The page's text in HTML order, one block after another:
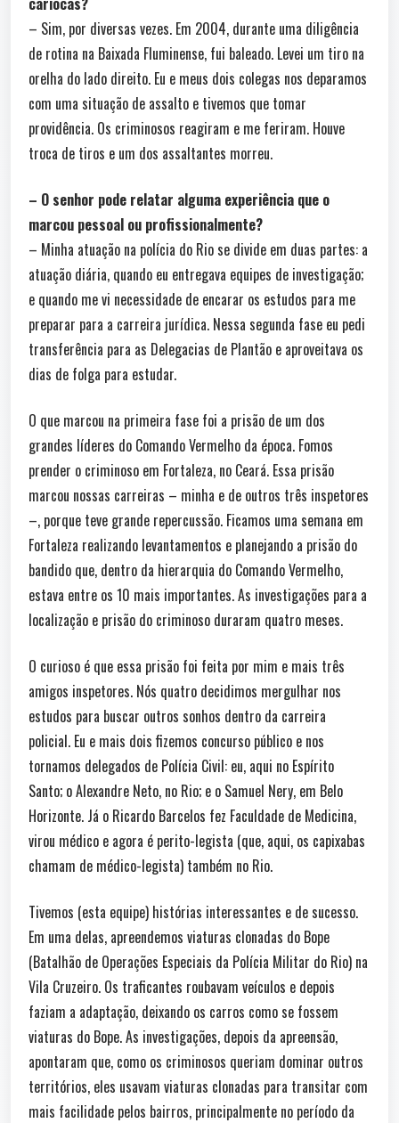
– Sim, por diversas vezes. Em 2004, durante uma diligência
de rotina na Baixada Fluminense, fui baleado. Levei um tiro na
orelha do lado direito. Eu e meus dois colegas nos deparamos
com uma situação de assalto e tivemos que tomar
providência. Os criminosos reagiram e me feriram. Houve
troca de tiros e um dos assaltantes morreu.
– O senhor pode relatar alguma experiência que o
marcou pessoal ou profissionalmente?
– Minha atuação na polícia do Rio se divide em duas partes: a
atuação diária, quando eu entregava equipes de investigação;
e quando me vi necessidade de encarar os estudos para me
preparar para a carreira jurídica. Nessa segunda fase eu pedi
transferência para as Delegacias de Plantão e aproveitava os
dias de folga para estudar.
O que marcou na primeira fase foi a prisão de um dos
grandes líderes do Comando Vermelho da época. Fomos
prender o criminoso em Fortaleza, no Ceará. Essa prisão
marcou nossas carreiras – minha e de outros três inspetores
–, porque teve grande repercussão. Ficamos uma semana em
Fortaleza realizando levantamentos e planejando a prisão do
bandido que, dentro da hierarquia do Comando Vermelho,
estava entre os 10 mais importantes. As investigações para a
localização e prisão do criminoso duraram quatro meses.
O curioso é que essa prisão foi feita por mim e mais três
amigos inspetores. Nós quatro decidimos mergulhar nos
estudos para buscar outros sonhos dentro da carreira
policial. Eu e mais dois fizemos concurso público e nos
tornamos delegados de Polícia Civil: eu, aqui no Espírito
Santo; o Alexandre Neto, no Rio; e o Samuel Nery, em Belo
Horizonte. Já o Ricardo Barcelos fez Faculdade de Medicina,
virou médico e agora é perito-legista (que, aqui, os capixabas
chamam de médico-legista) também no Rio.
Tivemos (esta equipe) histórias interessantes e de sucesso.
Em uma delas, apreendemos viaturas clonadas do Bope
(Batalhão de Operações Especiais da Polícia Militar do Rio) na
Vila Cruzeiro. Os traficantes roubavam veículos e depois
faziam a adaptação, deixando os carros como se fossem
viaturas do Bope. As investigações, depois da apreensão,
apontaram que, como os criminosos queriam dominar outros
territórios, eles usavam viaturas clonadas para transitar com
mais facilidade pelos bairros, principalmente no período da